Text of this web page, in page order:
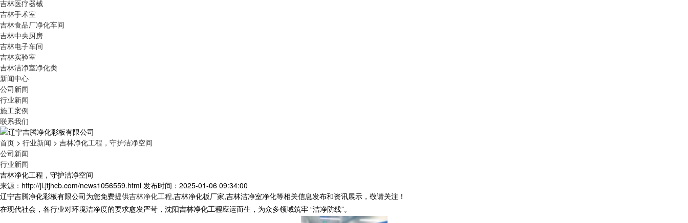
吉林医疗器械
吉林手术室
吉林食品厂净化车间
吉林中央厨房
吉林电子车间
吉林实验室
吉林洁净室净化类
新闻中心
公司新闻
行业新闻
施工案例
联系我们
首页 > 行业新闻 > 吉林净化工程，守护洁净空间
公司新闻
行业新闻
吉林净化工程，守护洁净空间
来源：http://jl.jtjhcb.com/news1056559.html 发布时间：2025-01-06 09:34:00
辽宁吉腾净化彩板有限公司为您免费提供吉林净化工程,吉林净化板厂家,吉林洁净室净化等相关信息发布和资讯展示，敬请关注！
在现代社会，各行业对环境洁净度的要求愈发严苛，沈阳吉林净化工程应运而生，为众多领域筑牢 “洁净防线”。